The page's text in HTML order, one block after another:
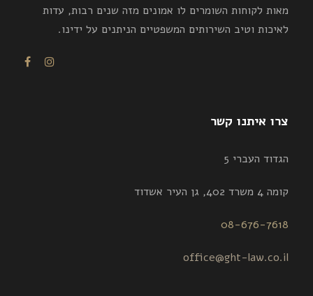
מאות לקוחות השומרים לו אמונים מזה שנים רבות, עדות
לאיכות וטיב השירותים המשפטיים הניתנים על ידינו.
צרו איתנו קשר
הגדוד העברי 5
קומה 4 משרד 402, גן העיר אשדוד
08-676-7618
office@ght-law.co.il